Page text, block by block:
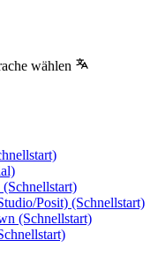
wählen
Posit) (Schnellstart)
(Schnellstart)